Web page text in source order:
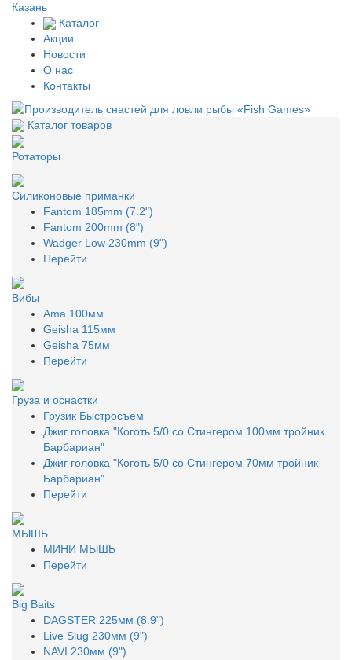
Казань
Каталог
Акции
Новости
О нас
Контакты
Каталог товаров
Ротаторы
Силиконовые приманки
Fantom 185mm (7.2")
Fantom 200mm (8")
Wadger Low 230mm (9")
Перейти
Вибы
Ama 100мм
Geisha 115мм
Geisha 75мм
Перейти
Груза и оснастки
Грузик Быстросъем
Джиг головка "Коготь 5/0 со Стингером 100мм тройник
Барбариан"
Джиг головка "Коготь 5/0 со Стингером 70мм тройник
Барбариан"
Перейти
МЫШЬ
МИНИ МЫШЬ
Перейти
Big Baits
DAGSTER 225мм (8.9")
Live Slug 230мм (9")
NAVI 230мм (9")